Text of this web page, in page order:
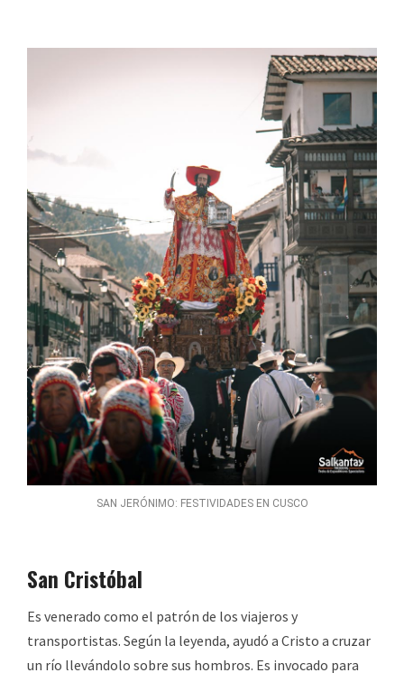
SAN JERÓNIMO: FESTIVIDADES EN CUSCO
San Cristóbal
Es venerado como el patrón de los viajeros y
transportistas. Según la leyenda, ayudó a Cristo a cruzar
un río llevándolo sobre sus hombros. Es invocado para